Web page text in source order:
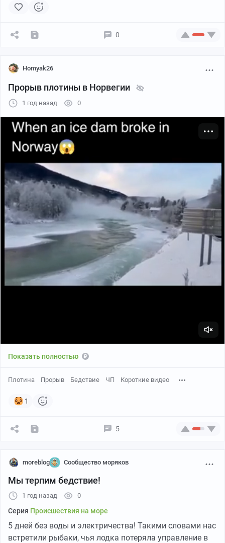
0
Homyak26
Прорыв плотины в Норвегии
1 год назад 0
Показать полностью
Плотина Прорыв Бедствие ЧП Короткие видео
1
5
moreblog Сообщество моряков
Мы терпим бедствие!
1 год назад 0
Серия Происшествия на море
5 дней без воды и электричества! Такими словами нас
встретили рыбаки, чья лодка потеряла управление в